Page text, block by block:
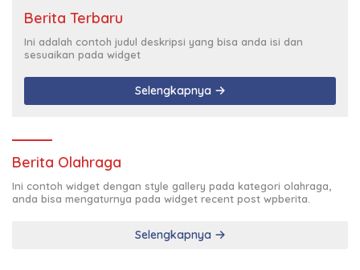
Berita Terbaru
Ini adalah contoh judul deskripsi yang bisa anda isi dan
sesuaikan pada widget
Selengkapnya
Berita Olahraga
Ini contoh widget dengan style gallery pada kategori olahraga,
anda bisa mengaturnya pada widget recent post wpberita.
Selengkapnya